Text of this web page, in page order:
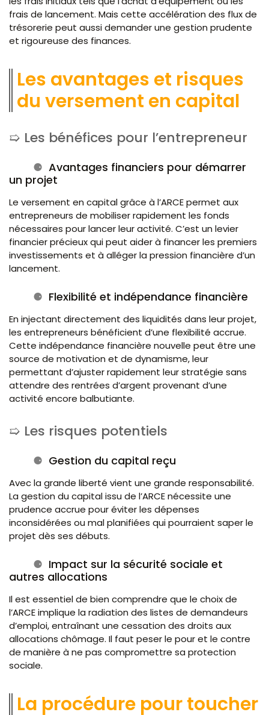
frais de lancement. Mais cette accélération des flux de
trésorerie peut aussi demander une gestion prudente
et rigoureuse des finances.
Les avantages et risques
du versement en capital
Les bénéfices pour l’entrepreneur
Avantages financiers pour démarrer
un projet
Le versement en capital grâce à l’ARCE permet aux
entrepreneurs de mobiliser rapidement les fonds
nécessaires pour lancer leur activité. C’est un levier
financier précieux qui peut aider à financer les premiers
investissements et à alléger la pression financière d’un
lancement.
Flexibilité et indépendance financière
En injectant directement des liquidités dans leur projet,
les entrepreneurs bénéficient d’une flexibilité accrue.
Cette indépendance financière nouvelle peut être une
source de motivation et de dynamisme, leur
permettant d’ajuster rapidement leur stratégie sans
attendre des rentrées d’argent provenant d’une
activité encore balbutiante.
Les risques potentiels
Gestion du capital reçu
Avec la grande liberté vient une grande responsabilité.
La gestion du capital issu de l’ARCE nécessite une
prudence accrue pour éviter les dépenses
inconsidérées ou mal planifiées qui pourraient saper le
projet dès ses débuts.
Impact sur la sécurité sociale et
autres allocations
Il est essentiel de bien comprendre que le choix de
l’ARCE implique la radiation des listes de demandeurs
d’emploi, entraînant une cessation des droits aux
allocations chômage. Il faut peser le pour et le contre
de manière à ne pas compromettre sa protection
sociale.
La procédure pour toucher